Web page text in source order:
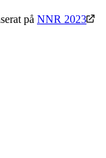
på NNR 2023